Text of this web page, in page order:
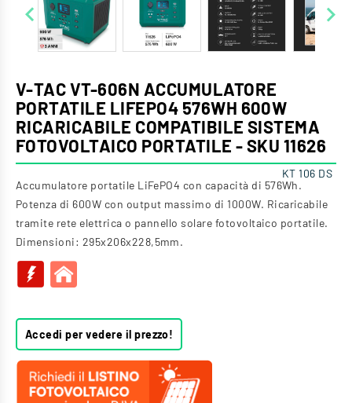
 
V-TAC VT-606N ACCUMULATORE
PORTATILE LIFEPO4 576WH 600W
RICARICABILE COMPATIBILE SISTEMA
FOTOVOLTAICO PORTATILE - SKU 11626
KT 106 DS
Accumulatore portatile LiFePO4 con capacità di 576Wh.
Potenza di 600W con output massimo di 1000W. Ricaricabile
tramite rete elettrica o pannello solare fotovoltaico portatile.
Dimensioni: 295x206x228,5mm.
Accedi per vedere il prezzo!